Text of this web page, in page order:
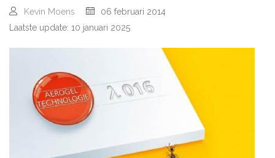
Kevin Moens
06 februari 2014
Laatste update: 10 januari 2025